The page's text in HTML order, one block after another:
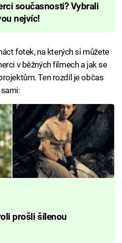
současnosti? Vybrali
nejvíc!
fotek, na kterých si můžete
v běžných filmech a jak se
Ten rozdíl je občas
prošli šílenou